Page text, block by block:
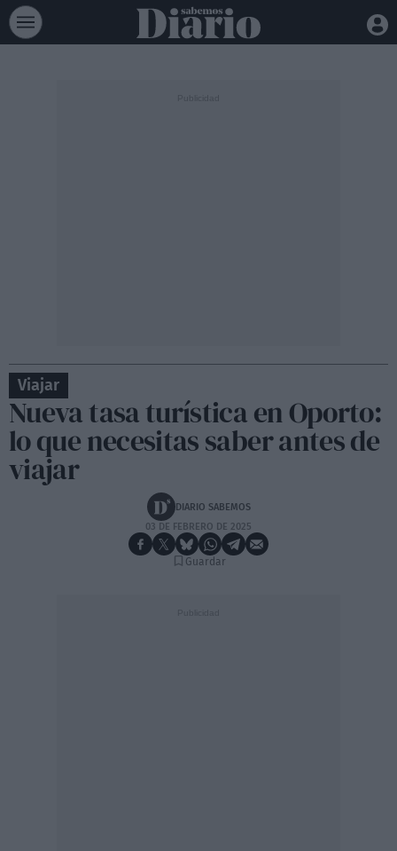
Viajar
Nueva tasa turística en Oporto:
lo que necesitas saber antes de
viajar
DIARIO SABEMOS
03 DE FEBRERO DE 2025
Guardar